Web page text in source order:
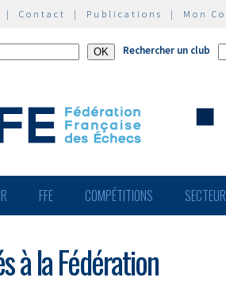
| Contact | Publications | Mon
Rechercher un club
FFE COMPÉTITIONS
à la Fédération